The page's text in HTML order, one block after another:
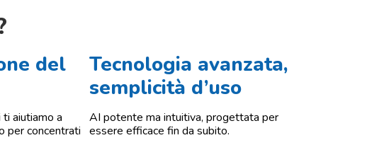
del
aiutiamo a
per concentrati
Tecnologia avanzata,
semplicità d’uso
AI potente ma intuitiva, progettata per
essere efficace fin da subito.